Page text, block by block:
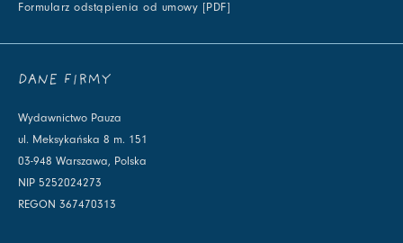
Formularz odstąpienia od umowy [PDF]
DANE FIRMY
Wydawnictwo Pauza
ul. Meksykańska 8 m. 151
03-948 Warszawa, Polska
NIP 5252024273
REGON 367470313